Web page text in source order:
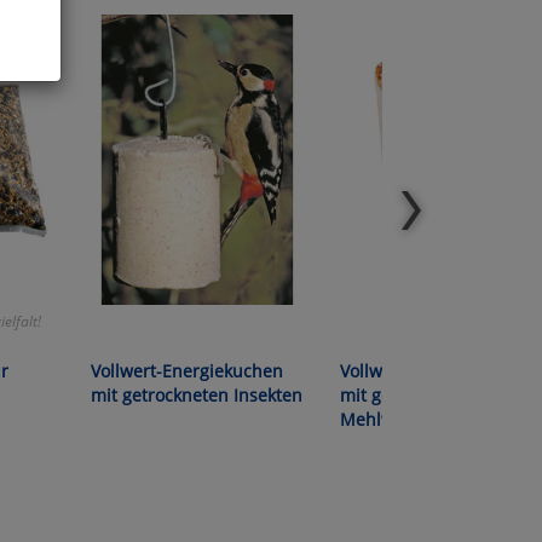
Vollwert-Energiekuchen
mit getrockneten Insekten
Vollwert-Energiekuchen
mit getrockneten
Mehlwürmern